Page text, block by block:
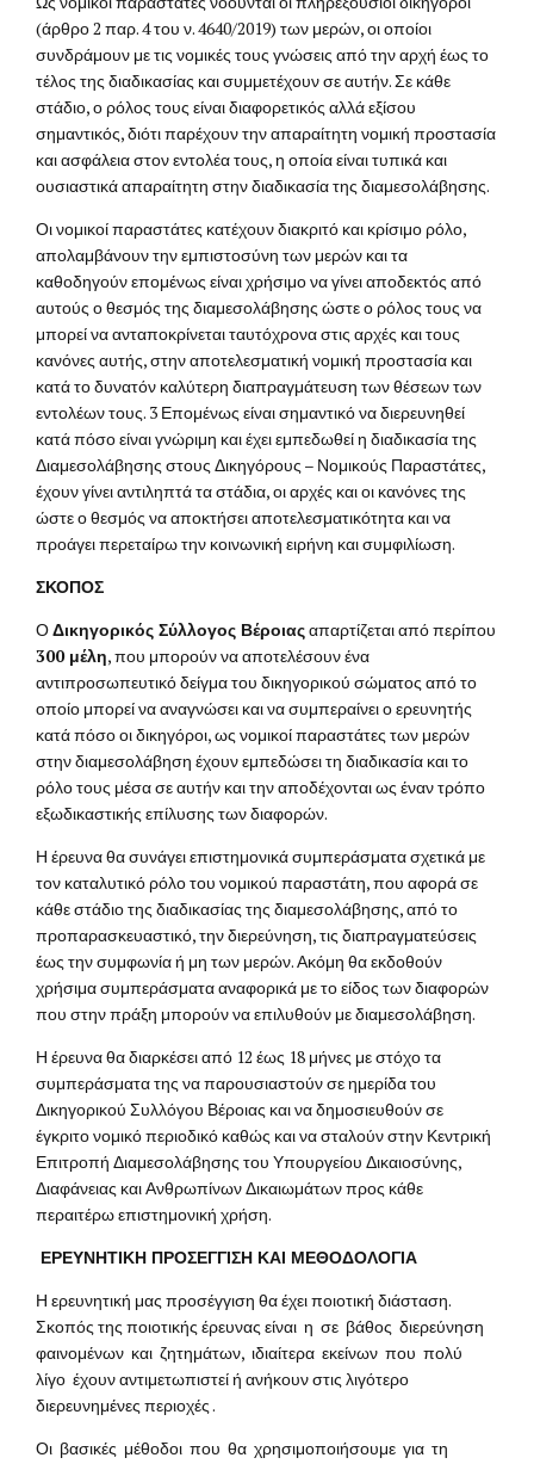
(άρθρο 2 παρ. 4 του ν. 4640/2019) των μερών, οι οποίοι
συνδράμουν με τις νομικές τους γνώσεις από την αρχή έως το
τέλος της διαδικασίας και συμμετέχουν σε αυτήν. Σε κάθε
στάδιο, ο ρόλος τους είναι διαφορετικός αλλά εξίσου
σημαντικός, διότι παρέχουν την απαραίτητη νομική προστασία
και ασφάλεια στον εντολέα τους, η οποία είναι τυπικά και
ουσιαστικά απαραίτητη στην διαδικασία της διαμεσολάβησης.
Οι νομικοί παραστάτες κατέχουν διακριτό και κρίσιμο ρόλο,
απολαμβάνουν την εμπιστοσύνη των μερών και τα
καθοδηγούν επομένως είναι χρήσιμο να γίνει αποδεκτός από
αυτούς ο θεσμός της διαμεσολάβησης ώστε ο ρόλος τους να
μπορεί να ανταποκρίνεται ταυτόχρονα στις αρχές και τους
κανόνες αυτής, στην αποτελεσματική νομική προστασία και
κατά το δυνατόν καλύτερη διαπραγμάτευση των θέσεων των
εντολέων τους. 3 Επομένως είναι σημαντικό να διερευνηθεί
κατά πόσο είναι γνώριμη και έχει εμπεδωθεί η διαδικασία της
Διαμεσολάβησης στους Δικηγόρους – Νομικούς Παραστάτες,
έχουν γίνει αντιληπτά τα στάδια, οι αρχές και οι κανόνες της
ώστε ο θεσμός να αποκτήσει αποτελεσματικότητα και να
προάγει περεταίρω την κοινωνική ειρήνη και συμφιλίωση.
ΣΚΟΠΟΣ
ΟΔικηγορικός Σύλλογος Βέροιαςαπαρτίζεται από περίπου
300 μέλη, που μπορούν να αποτελέσουν ένα
αντιπροσωπευτικό δείγμα του δικηγορικού σώματος από το
οποίο μπορεί να αναγνώσει και να συμπεραίνει ο ερευνητής
κατά πόσο οι δικηγόροι, ως νομικοί παραστάτες των μερών
στην διαμεσολάβηση έχουν εμπεδώσει τη διαδικασία και το
ρόλο τους μέσα σε αυτήν και την αποδέχονται ως έναν τρόπο
εξωδικαστικής επίλυσης των διαφορών.
Η έρευνα θα συνάγει επιστημονικά συμπεράσματα σχετικά με
τον καταλυτικό ρόλο του νομικού παραστάτη, που αφορά σε
κάθε στάδιο της διαδικασίας της διαμεσολάβησης, από το
προπαρασκευαστικό, την διερεύνηση, τις διαπραγματεύσεις
έως την συμφωνία ή μη των μερών. Ακόμη θα εκδοθούν
χρήσιμα συμπεράσματα αναφορικά με το είδος των διαφορών
που στην πράξη μπορούν να επιλυθούν με διαμεσολάβηση.
Η έρευνα θα διαρκέσει από 12 έως 18 μήνες με στόχο τα
συμπεράσματα της να παρουσιαστούν σε ημερίδα του
Δικηγορικού Συλλόγου Βέροιας και να δημοσιευθούν σε
έγκριτο νομικό περιοδικό καθώς και να σταλούν στην Κεντρική
Επιτροπή Διαμεσολάβησης του Υπουργείου Δικαιοσύνης,
Διαφάνειας και Ανθρωπίνων Δικαιωμάτων προς κάθε
περαιτέρω επιστημονική χρήση.
ΕΡΕΥΝΗΤΙΚΗ ΠΡΟΣΕΓΓΙΣΗ ΚΑΙ ΜΕΘΟΔΟΛΟΓΙΑ
Η ερευνητική μας προσέγγιση θα έχει ποιοτική διάσταση.
Σκοπός της ποιοτικής έρευνας είναι η σε βάθος διερεύνηση
φαινομένων και ζητημάτων, ιδιαίτερα εκείνων που πολύ
λίγο έχουν αντιμετωπιστεί ή ανήκουν στις λιγότερο
διερευνημένες περιοχές .
Οι βασικές μέθοδοι που θα χρησιμοποιήσουμε για τη